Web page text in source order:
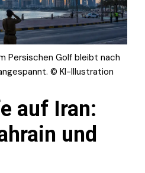
Persischen Golf bleibt nach
© KI-Illustration
auf Iran:
und